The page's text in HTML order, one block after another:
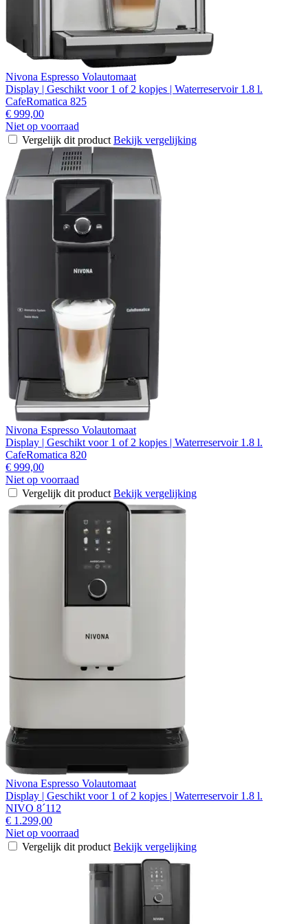
Nivona Espresso Volautomaat
Display | Geschikt voor 1 of 2 kopjes | Waterreservoir 1.8 l.
CafeRomatica 825
€ 999,00
Niet op voorraad
Vergelijk dit product Bekijk vergelijking
Nivona Espresso Volautomaat
Display | Geschikt voor 1 of 2 kopjes | Waterreservoir 1.8 l.
CafeRomatica 820
€ 999,00
Niet op voorraad
Vergelijk dit product Bekijk vergelijking
Nivona Espresso Volautomaat
Display | Geschikt voor 1 of 2 kopjes | Waterreservoir 1.8 l.
NIVO 8´112
€ 1.299,00
Niet op voorraad
Vergelijk dit product Bekijk vergelijking